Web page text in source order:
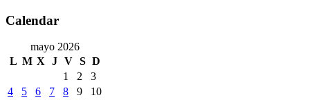
Calendar
mayo 2026
L M X J V S D
1
2
3
4
5 6 7 8 9
10